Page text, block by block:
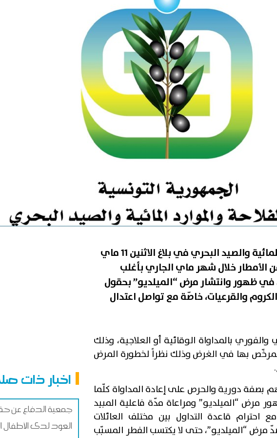
اخبار ذات
جمعية الدفاع عن
العود لدى الأطفال
أعلنت وزارة الفلاحة والموارد المائية والصيد البحري في بلاغ الاثنين 11 ماي
الأمطار خلال شهر ماي الجاري بأغلب
في ظهور وانتشار مرض “الميلديو” بحقول
والقرعيات، خاصّة مع تواصل اعتدال
والفوري بالمداواة الوقائية أو العلاجية، وذلك
بها في الغرض وذلك نظراً لخطورة المرض
بصفة دورية والحرص على إعادة المداواة كلّما
مرض “الميلديو” ومراعاة مدّة فاعلية المبيد
احترام قاعدة التداول بين مختلف العائلات
مرض “الميلديو”، حتى لا يكتسب الفطر المسبّب